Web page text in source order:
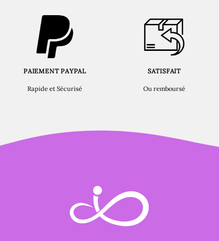
PAIEMENT PAYPAL
Rapide et Sécurisé
SATISFAIT
Ou remboursé